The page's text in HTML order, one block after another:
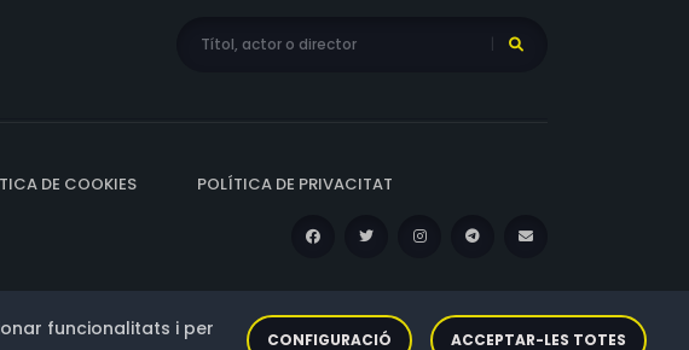
DE COOKIES POLÍTICA DE PRIVACITAT
funcionalitats i per
CONFIGURACIÓ ACCEPTAR-LES TOTES